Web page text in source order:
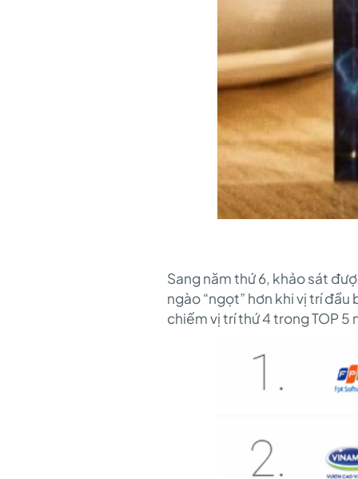
Sang năm thứ 6, khảo sát
ngào “ngọt” hơn khi vị trí
chiếm vị trí thứ 4 trong TOP